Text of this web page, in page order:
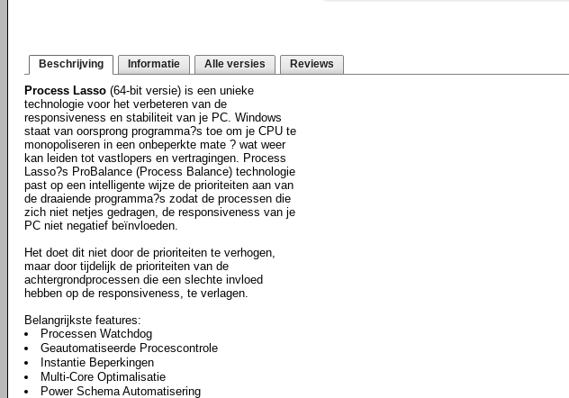
Beschrijving Informatie Alle versies Reviews
Process Lasso (64-bit versie) is een unieke
technologie voor het verbeteren van de
responsiveness en stabiliteit van je PC. Windows
staat van oorsprong programma?s toe om je CPU te
monopoliseren in een onbeperkte mate ? wat weer
kan leiden tot vastlopers en vertragingen. Process
Lasso?s ProBalance (Process Balance) technologie
past op een intelligente wijze de prioriteiten aan van
de draaiende programma?s zodat de processen die
zich niet netjes gedragen, de responsiveness van je
PC niet negatief beïnvloeden.
Het doet dit niet door de prioriteiten te verhogen,
maar door tijdelijk de prioriteiten van de
achtergrondprocessen die een slechte invloed
hebben op de responsiveness, te verlagen.
Belangrijkste features:
Processen Watchdog
Geautomatiseerde Procescontrole
Instantie Beperkingen
Multi-Core Optimalisatie
Power Schema Automatisering